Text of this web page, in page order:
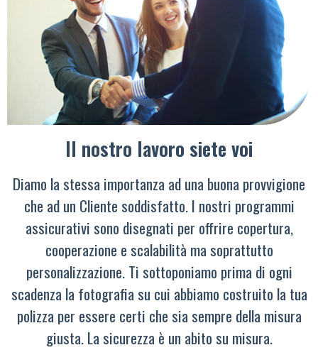
Il nostro lavoro siete voi
Diamo la stessa importanza ad una buona provvigione
che ad un Cliente soddisfatto. I nostri programmi
assicurativi sono disegnati per offrire copertura,
cooperazione e scalabilità ma soprattutto
personalizzazione. Ti sottoponiamo prima di ogni
scadenza la fotografia su cui abbiamo costruito la tua
polizza per essere certi che sia sempre della misura
giusta. La sicurezza è un abito su misura.